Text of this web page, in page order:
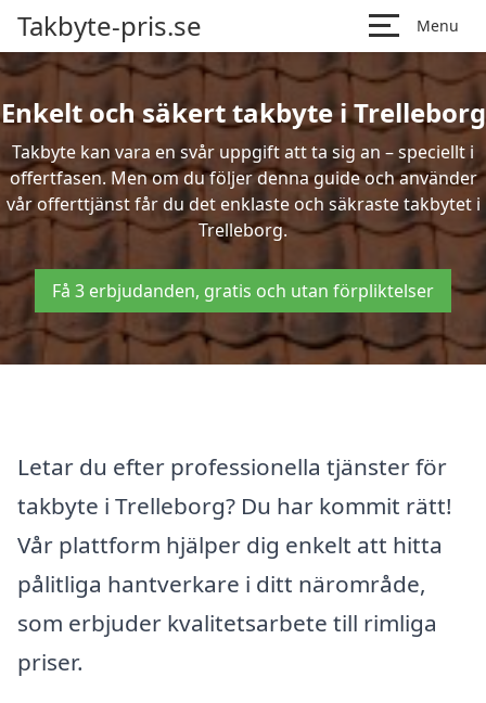
Takbyte-pris.se Menu
Enkelt och säkert takbyte i Trelleborg
Takbyte kan vara en svår uppgift att ta sig an – speciellt i
offertfasen. Men om du följer denna guide och använder
vår offerttjänst får du det enklaste och säkraste takbytet i
Trelleborg.
Få 3 erbjudanden, gratis och utan förpliktelser
Letar du efter professionella tjänster för
takbyte i Trelleborg? Du har kommit rätt!
Vår plattform hjälper dig enkelt att hitta
pålitliga hantverkare i ditt närområde,
som erbjuder kvalitetsarbete till rimliga
priser.